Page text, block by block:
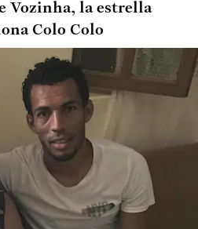
Vozinha, la estrella
Colo Colo